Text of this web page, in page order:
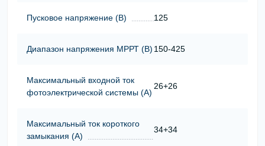
Пусковое напряжение (В) 125
Диапазон напряжения МРРТ (В) 150-425
Максимальный входной ток
фотоэлектрической системы (А)
26+26
Максимальный ток короткого
замыкания (А)
34+34